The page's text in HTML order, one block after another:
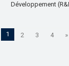
Développement
1 2 3 4 »